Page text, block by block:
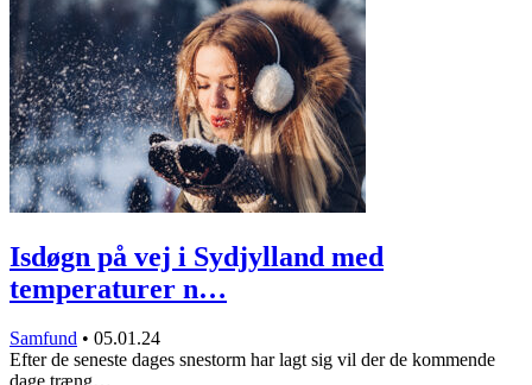
Isdøgn på vej i Sydjylland med
temperaturer n…
Samfund • 05.01.24
Efter de seneste dages snestorm har lagt sig vil der de kommende